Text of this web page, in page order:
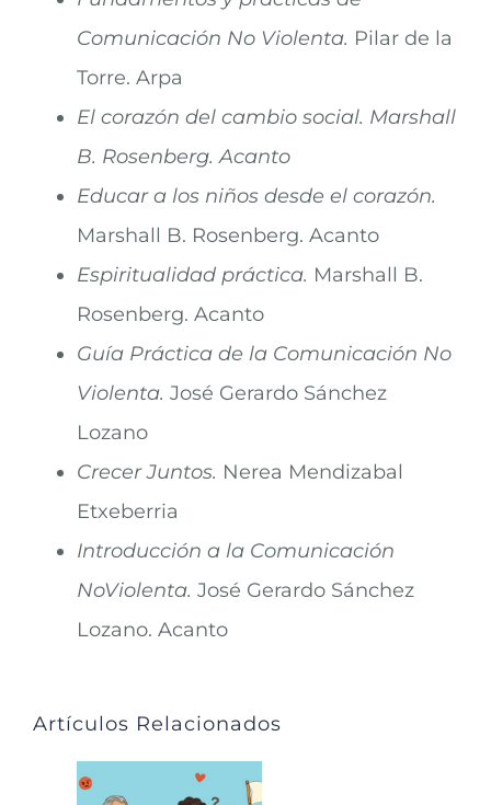
Comunicación No Violenta. Pilar de la
Torre. Arpa
El corazón del cambio social. Marshall
B. Rosenberg. Acanto
Educar a los niños desde el corazón.
Marshall B. Rosenberg. Acanto
Espiritualidad práctica. Marshall B.
Rosenberg. Acanto
Guía Práctica de la Comunicación No
Violenta. José Gerardo Sánchez
Lozano
Crecer Juntos. Nerea Mendizabal
Etxeberria
Introducción a la Comunicación
NoViolenta. José Gerardo Sánchez
Lozano. Acanto
Artículos Relacionados